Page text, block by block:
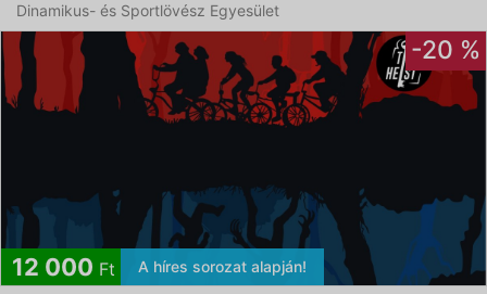
Dinamikus- és Sportlövész Egyesület
-20 %
12 000 Ft A híres sorozat alapján!